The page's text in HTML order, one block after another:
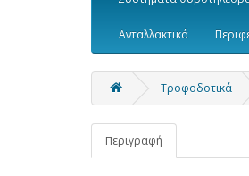
Ανταλλακτικά
Τροφοδοτικά
Περιγραφή